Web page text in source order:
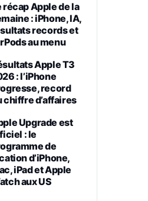
récap Apple de la
: iPhone, IA,
records et
au menu
Apple T3
: l’iPhone
record
chiffre d’affaires
Upgrade est
: le
de
d’iPhone,
iPad et Apple
aux US